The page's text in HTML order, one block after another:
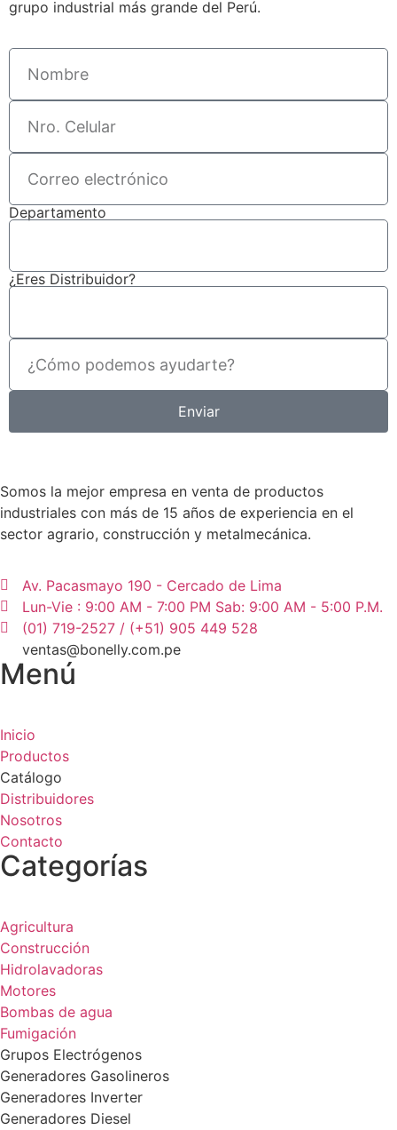
grupo industrial más grande del Perú.
Departamento
¿Eres Distribuidor?
Enviar
Somos la mejor empresa en venta de productos
industriales con más de 15 años de experiencia en el
sector agrario, construcción y metalmecánica.
Av. Pacasmayo 190 - Cercado de Lima
Lun-Vie : 9:00 AM - 7:00 PM Sab: 9:00 AM - 5:00 P.M.
(01) 719-2527 / (+51) 905 449 528
ventas@bonelly.com.pe
Menú
Inicio
Productos
Catálogo
Distribuidores
Nosotros
Contacto
Categorías
Agricultura
Construcción
Hidrolavadoras
Motores
Bombas de agua
Fumigación
Grupos Electrógenos
Generadores Gasolineros
Generadores Inverter
Generadores Diesel